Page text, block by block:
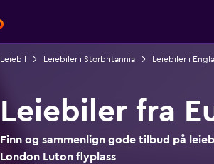
Leiebil Leiebiler i Storbritannia Leiebiler i
Leiebiler fra
Finn og sammenlign gode tilbud på
London Luton flyplass